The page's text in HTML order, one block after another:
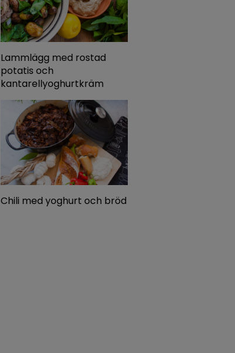
Lammlägg med rostad
potatis och
kantarellyoghurtkräm
Chili med yoghurt och bröd